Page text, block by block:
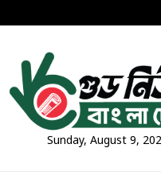
Sunday, August 9,